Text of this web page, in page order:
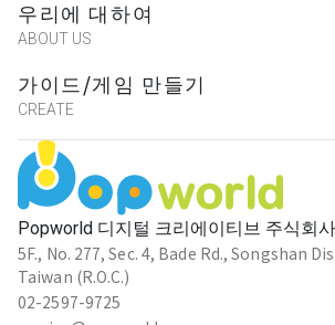
Popworld 디지털 크리에이티브 주식회사
5F., No. 277, Sec. 4, Bade Rd., Songshan
Taiwan (R.O.C.)
02-2597-9725
우리에 대하여
ABOUT US
가이드/게임 만들기
CREATE